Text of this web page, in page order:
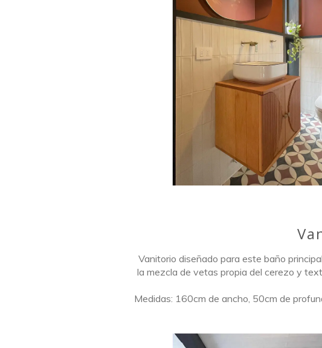
Vanitorio diseñado para este baño
la mezcla de vetas propia del cerezo y
Medidas: 160cm de ancho, 50cm de